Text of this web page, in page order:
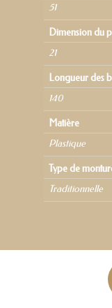
51
Dimension du
21
Longueur des
140
Matière
Plastique
Type de
Traditionnelle